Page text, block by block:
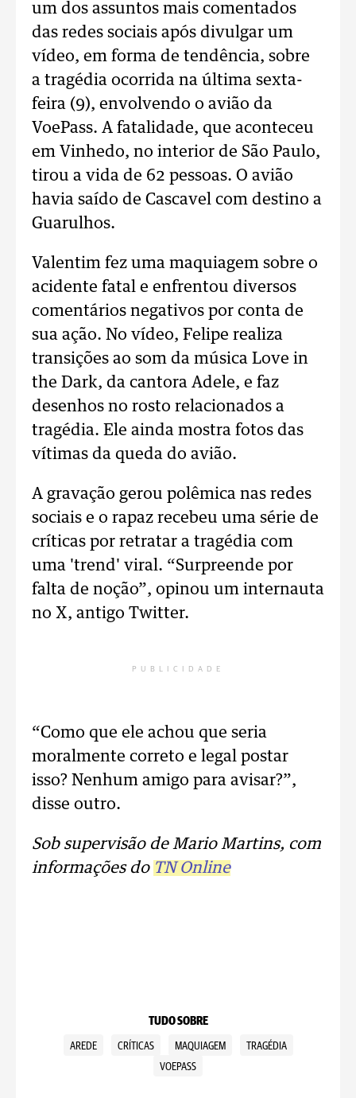
um dos assuntos mais comentados
das redes sociais após divulgar um
vídeo, em forma de tendência, sobre
a tragédia ocorrida na última sexta-
feira (9), envolvendo o avião da
VoePass. A fatalidade, que aconteceu
em Vinhedo, no interior de São Paulo,
tirou a vida de 62 pessoas. O avião
havia saído de Cascavel com destino a
Guarulhos.
Valentim fez uma maquiagem sobre o
acidente fatal e enfrentou diversos
comentários negativos por conta de
sua ação. No vídeo, Felipe realiza
transições ao som da música Love in
the Dark, da cantora Adele, e faz
desenhos no rosto relacionados a
tragédia. Ele ainda mostra fotos das
vítimas da queda do avião.
A gravação gerou polêmica nas redes
sociais e o rapaz recebeu uma série de
críticas por retratar a tragédia com
uma 'trend' viral. “Surpreende por
falta de noção”, opinou um internauta
no X, antigo Twitter.
PUBLICIDADE
“Como que ele achou que seria
moralmente correto e legal postar
isso? Nenhum amigo para avisar?”,
disse outro.
Sob supervisão de Mario Martins, com
informações do TN Online
TUDO SOBRE
AREDE CRÍTICAS MAQUIAGEM
TRAGÉDIA
VOEPASS